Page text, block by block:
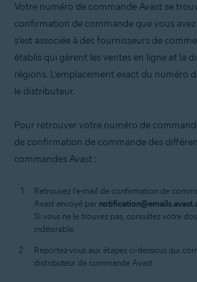
Votre numéro de commande Avast se
confirmation de commande que vous avez
s’est associée à des fournisseurs de
établis qui gèrent les ventes en ligne et la
régions. L’emplacement exact du numéro
le distributeur.
Pour retrouver votre numéro de
de confirmation de commande des
commandes Avast :
Retrouvez l’e-mail de confirmation de
Avast envoyé par
Si vous ne le trouvez pas, consultez votre
indésirable.
Reportez-vous aux étapes ci-dessous qui
distributeur de commande Avast :